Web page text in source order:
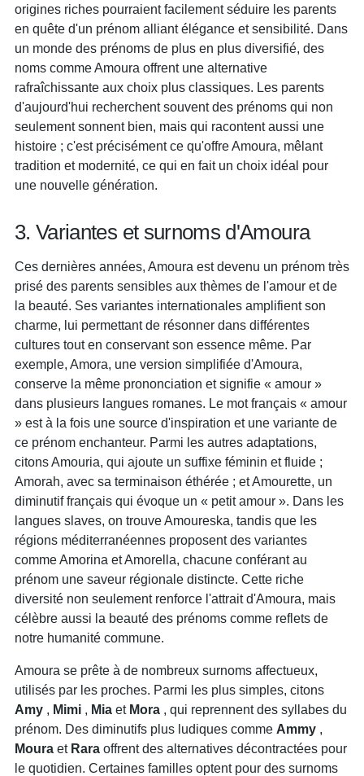
origines riches pourraient facilement séduire les parents
en quête d'un prénom alliant élégance et sensibilité. Dans
un monde des prénoms de plus en plus diversifié, des
noms comme Amoura offrent une alternative
rafraîchissante aux choix plus classiques. Les parents
d'aujourd'hui recherchent souvent des prénoms qui non
seulement sonnent bien, mais qui racontent aussi une
histoire ; c'est précisément ce qu'offre Amoura, mêlant
tradition et modernité, ce qui en fait un choix idéal pour
une nouvelle génération.
3. Variantes et surnoms d'Amoura
Ces dernières années, Amoura est devenu un prénom très
prisé des parents sensibles aux thèmes de l'amour et de
la beauté. Ses variantes internationales amplifient son
charme, lui permettant de résonner dans différentes
cultures tout en conservant son essence même. Par
exemple, Amora, une version simplifiée d'Amoura,
conserve la même prononciation et signifie « amour »
dans plusieurs langues romanes. Le mot français « amour
» est à la fois une source d'inspiration et une variante de
ce prénom enchanteur. Parmi les autres adaptations,
citons Amouria, qui ajoute un suffixe féminin et fluide ;
Amorah, avec sa terminaison éthérée ; et Amourette, un
diminutif français qui évoque un « petit amour ». Dans les
langues slaves, on trouve Amoureska, tandis que les
régions méditerranéennes proposent des variantes
comme Amorina et Amorella, chacune conférant au
prénom une saveur régionale distincte. Cette riche
diversité non seulement renforce l'attrait d'Amoura, mais
célèbre aussi la beauté des prénoms comme reflets de
notre humanité commune.
Amoura se prête à de nombreux surnoms affectueux,
utilisés par les proches. Parmi les plus simples, citons
Amy , Mimi , Mia et Mora , qui reprennent des syllabes du
prénom. Des diminutifs plus ludiques comme Ammy ,
Moura et Rara offrent des alternatives décontractées pour
le quotidien. Certaines familles optent pour des surnoms